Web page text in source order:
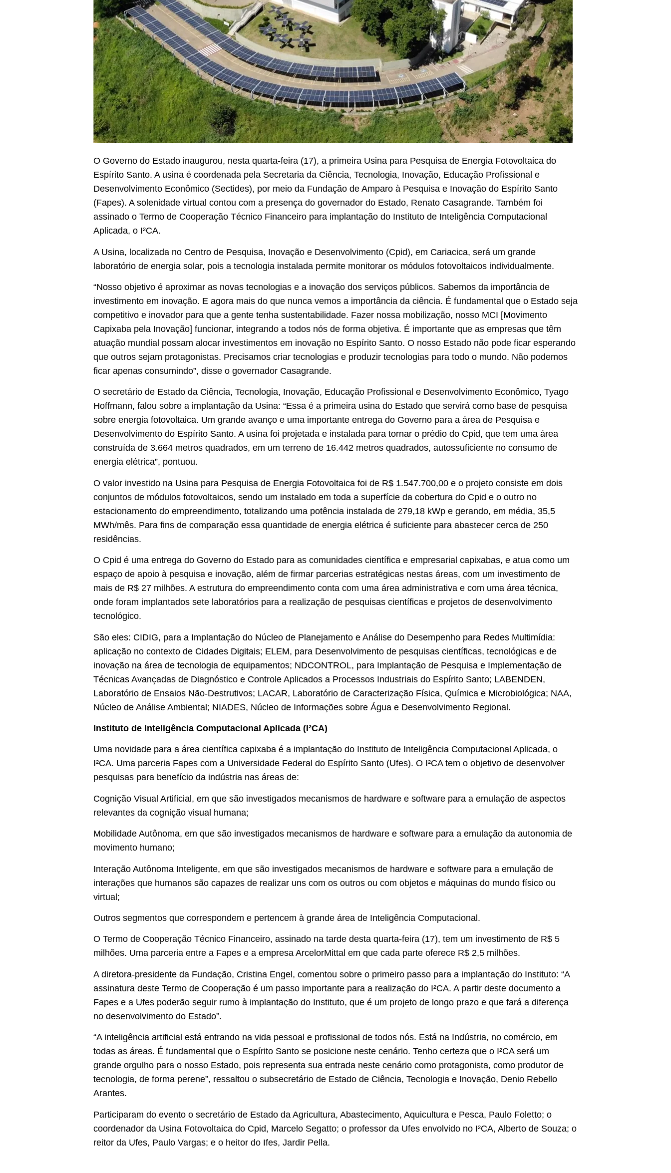
O Governo do Estado inaugurou, nesta quarta-feira (17), a primeira Usina para Pesquisa de Energia Fotovoltaica do
Espírito Santo. A usina é coordenada pela Secretaria da Ciência, Tecnologia, Inovação, Educação Profissional e
Desenvolvimento Econômico (Sectides), por meio da Fundação de Amparo à Pesquisa e Inovação do Espírito Santo
(Fapes). A solenidade virtual contou com a presença do governador do Estado, Renato Casagrande. Também foi
assinado o Termo de Cooperação Técnico Financeiro para implantação do Instituto de Inteligência Computacional
Aplicada, o I²CA.
A Usina, localizada no Centro de Pesquisa, Inovação e Desenvolvimento (Cpid), em Cariacica, será um grande
laboratório de energia solar, pois a tecnologia instalada permite monitorar os módulos fotovoltaicos individualmente.
“Nosso objetivo é aproximar as novas tecnologias e a inovação dos serviços públicos. Sabemos da importância de
investimento em inovação. E agora mais do que nunca vemos a importância da ciência. É fundamental que o Estado seja
competitivo e inovador para que a gente tenha sustentabilidade. Fazer nossa mobilização, nosso MCI [Movimento
Capixaba pela Inovação] funcionar, integrando a todos nós de forma objetiva. É importante que as empresas que têm
atuação mundial possam alocar investimentos em inovação no Espírito Santo. O nosso Estado não pode ficar esperando
que outros sejam protagonistas. Precisamos criar tecnologias e produzir tecnologias para todo o mundo. Não podemos
ficar apenas consumindo”, disse o governador Casagrande.
O secretário de Estado da Ciência, Tecnologia, Inovação, Educação Profissional e Desenvolvimento Econômico, Tyago
Hoffmann, falou sobre a implantação da Usina: “Essa é a primeira usina do Estado que servirá como base de pesquisa
sobre energia fotovoltaica. Um grande avanço e uma importante entrega do Governo para a área de Pesquisa e
Desenvolvimento do Espírito Santo. A usina foi projetada e instalada para tornar o prédio do Cpid, que tem uma área
construída de 3.664 metros quadrados, em um terreno de 16.442 metros quadrados, autossuficiente no consumo de
energia elétrica”, pontuou.
O valor investido na Usina para Pesquisa de Energia Fotovoltaica foi de R$ 1.547.700,00 e o projeto consiste em dois
conjuntos de módulos fotovoltaicos, sendo um instalado em toda a superfície da cobertura do Cpid e o outro no
estacionamento do empreendimento, totalizando uma potência instalada de 279,18 kWp e gerando, em média, 35,5
MWh/mês. Para fins de comparação essa quantidade de energia elétrica é suficiente para abastecer cerca de 250
residências.
O Cpid é uma entrega do Governo do Estado para as comunidades científica e empresarial capixabas, e atua como um
espaço de apoio à pesquisa e inovação, além de firmar parcerias estratégicas nestas áreas, com um investimento de
mais de R$ 27 milhões. A estrutura do empreendimento conta com uma área administrativa e com uma área técnica,
onde foram implantados sete laboratórios para a realização de pesquisas científicas e projetos de desenvolvimento
tecnológico.
São eles: CIDIG, para a Implantação do Núcleo de Planejamento e Análise do Desempenho para Redes Multimídia:
aplicação no contexto de Cidades Digitais; ELEM, para Desenvolvimento de pesquisas científicas, tecnológicas e de
inovação na área de tecnologia de equipamentos; NDCONTROL, para Implantação de Pesquisa e Implementação de
Técnicas Avançadas de Diagnóstico e Controle Aplicados a Processos Industriais do Espírito Santo; LABENDEN,
Laboratório de Ensaios Não-Destrutivos; LACAR, Laboratório de Caracterização Física, Química e Microbiológica; NAA,
Núcleo de Análise Ambiental; NIADES, Núcleo de Informações sobre Água e Desenvolvimento Regional.
Instituto de Inteligência Computacional Aplicada (I²CA)
Uma novidade para a área científica capixaba é a implantação do Instituto de Inteligência Computacional Aplicada, o
I²CA. Uma parceria Fapes com a Universidade Federal do Espírito Santo (Ufes). O I²CA tem o objetivo de desenvolver
pesquisas para benefício da indústria nas áreas de:
Cognição Visual Artificial, em que são investigados mecanismos de hardware e software para a emulação de aspectos
relevantes da cognição visual humana;
Mobilidade Autônoma, em que são investigados mecanismos de hardware e software para a emulação da autonomia de
movimento humano;
Interação Autônoma Inteligente, em que são investigados mecanismos de hardware e software para a emulação de
interações que humanos são capazes de realizar uns com os outros ou com objetos e máquinas do mundo físico ou
virtual;
Outros segmentos que correspondem e pertencem à grande área de Inteligência Computacional.
O Termo de Cooperação Técnico Financeiro, assinado na tarde desta quarta-feira (17), tem um investimento de R$ 5
milhões. Uma parceria entre a Fapes e a empresa ArcelorMittal em que cada parte oferece R$ 2,5 milhões.
A diretora-presidente da Fundação, Cristina Engel, comentou sobre o primeiro passo para a implantação do Instituto: “A
assinatura deste Termo de Cooperação é um passo importante para a realização do I²CA. A partir deste documento a
Fapes e a Ufes poderão seguir rumo à implantação do Instituto, que é um projeto de longo prazo e que fará a diferença
no desenvolvimento do Estado”.
“A inteligência artificial está entrando na vida pessoal e profissional de todos nós. Está na Indústria, no comércio, em
todas as áreas. É fundamental que o Espírito Santo se posicione neste cenário. Tenho certeza que o I²CA será um
grande orgulho para o nosso Estado, pois representa sua entrada neste cenário como protagonista, como produtor de
tecnologia, de forma perene”, ressaltou o subsecretário de Estado de Ciência, Tecnologia e Inovação, Denio Rebello
Arantes.
Participaram do evento o secretário de Estado da Agricultura, Abastecimento, Aquicultura e Pesca, Paulo Foletto; o
coordenador da Usina Fotovoltaica do Cpid, Marcelo Segatto; o professor da Ufes envolvido no I²CA, Alberto de Souza; o
reitor da Ufes, Paulo Vargas; e o heitor do Ifes, Jardir Pella.